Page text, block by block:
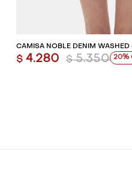
AGREGAR AL
CAMISA NOBLE DENIM WASHED
$ 4.280 $ 5.350 20